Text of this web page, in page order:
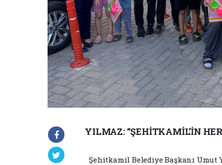
YILMAZ: “ŞEHİTKAMİL’İN
Şehitkamil Belediye Başkanı Umut